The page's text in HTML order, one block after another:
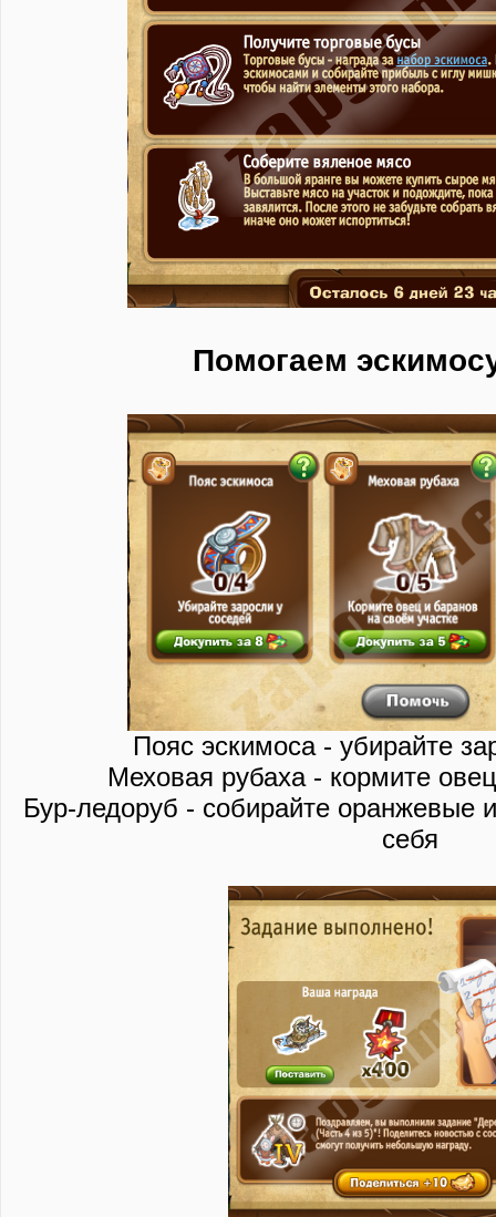
Помогаем
Пояс эскимоса - убирайте
Меховая рубаха - кормите
Бур-ледоруб - собирайте оранжевые
себя